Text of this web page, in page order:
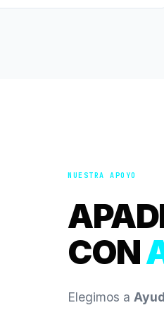
NUESTRA APOYO
CON
Elegimos a